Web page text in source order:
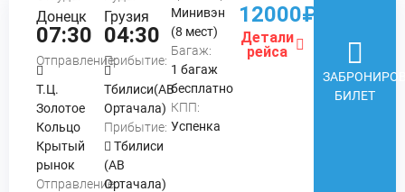
Донецк
07:30
Отправление:
Т.Ц.
Золотое
Кольцо
Крытый
рынок
Отправление:
Грузия
04:30
Прибытие:
Тбилиси(АВ
Ортачала)
Прибытие:
Тбилиси
(АВ
Ортачала)
Минивэн
(8 мест)
Багаж:
1 багаж
бесплатно
КПП:
Успенка
12000₽
Детали
рейса
БИЛЕТ